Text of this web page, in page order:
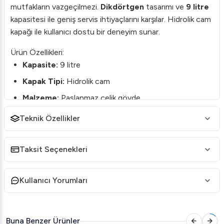
mutfakların vazgeçilmezi. Dikdörtgen tasarımı ve 9 litre
kapasitesi ile geniş servis ihtiyaçlarını karşılar. Hidrolik cam
kapağı ile kullanıcı dostu bir deneyim sunar.
Ürün Özellikleri:
Kapasite: 9 litre
Kapak Tipi: Hidrolik cam
Malzeme:Paslanmaz çelik gövde
Tasarım:
Dikdörtgen GN 1/1 standardı
Avantajları:
Şıklık ve Dayanıklılık:
Paslanmaz çelik yapısı, ürünün
hem estetik hem de uzun ömürlü olmasını sağlar.
Kolay Kullanım:
davetler ve büyük etkinlikler için idealdir.
Teknik Özellikler
Taksit Seçenekleri
Kullanıcı Yorumları
Buna Benzer Ürünler